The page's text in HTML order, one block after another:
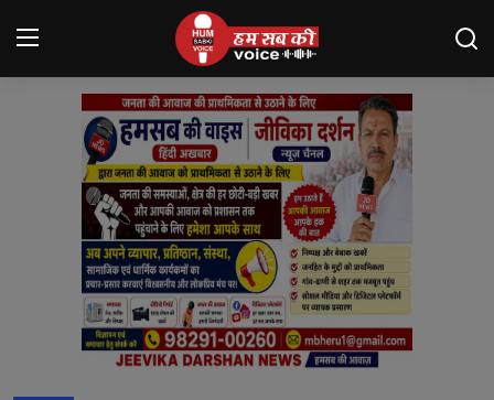
Login Register
About us